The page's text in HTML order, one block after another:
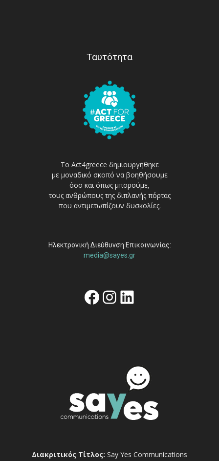
Ταυτότητα
Το Act4greece δημιουργήθηκε
με μοναδικό σκοπό να βοηθήσουμε
όσο και όπως μπορούμε,
τους ανθρώπους της διπλανής πόρτας
που αντιμετωπίζουν δυσκολίες.
Ηλεκτρονική Διεύθυνση Επικοινωνίας:
media@sayes.gr
Facebook
Instagram
Linkedin
Διακριτικός Τίτλος: Say Yes Communications